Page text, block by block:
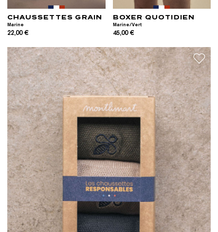
CHAUSSETTES GRAIN
Marine
22,00 €
BOXER QUOTIDIEN
Marine/Vert
45,00 €